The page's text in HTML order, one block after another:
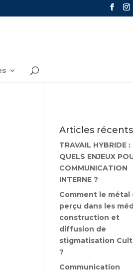
Articles récents
TRAVAIL HYBRIDE :
QUELS ENJEUX
COMMUNICATION
INTERNE ?
Comment le métal
perçu dans les
construction et
diffusion de
stigmatisation
?
Communication